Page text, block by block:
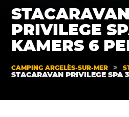
STACARAVAN
PRIVILEGE
KAMERS 6
CAMPING ARGELÈS-SUR-MER >
STACARAVAN PRIVILEGE SPA